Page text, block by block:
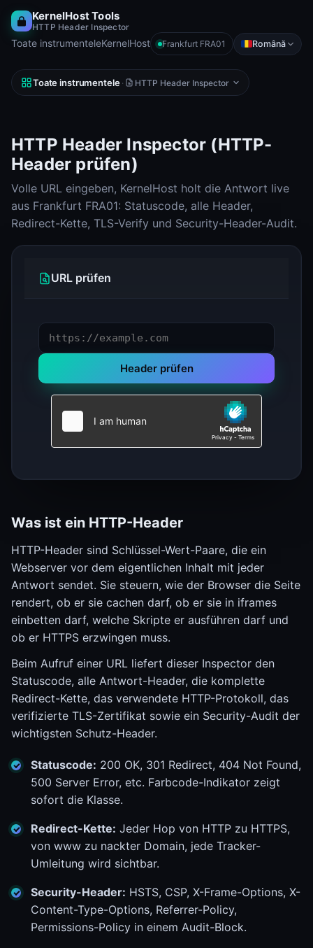
KernelHost Tools
HTTP Header Inspector
Toate instrumenteleKernelHost Frankfurt FRA01 Română
Toate instrumentele · HTTP Header Inspector
HTTP Header Inspector (HTTP-
Header prüfen)
Volle URL eingeben, KernelHost holt die Antwort live
aus Frankfurt FRA01: Statuscode, alle Header,
Redirect-Kette, TLS-Verify und Security-Header-Audit.
URL prüfen
Header prüfen
Was ist ein HTTP-Header
HTTP-Header sind Schlüssel-Wert-Paare, die ein
Webserver vor dem eigentlichen Inhalt mit jeder
Antwort sendet. Sie steuern, wie der Browser die Seite
rendert, ob er sie cachen darf, ob er sie in iframes
einbetten darf, welche Skripte er ausführen darf und
ob er HTTPS erzwingen muss.
Beim Aufruf einer URL liefert dieser Inspector den
Statuscode, alle Antwort-Header, die komplette
Redirect-Kette, das verwendete HTTP-Protokoll, das
verifizierte TLS-Zertifikat sowie ein Security-Audit der
wichtigsten Schutz-Header.
Statuscode: 200 OK, 301 Redirect, 404 Not Found,
500 Server Error, etc. Farbcode-Indikator zeigt
sofort die Klasse.
Redirect-Kette: Jeder Hop von HTTP zu HTTPS,
von www zu nackter Domain, jede Tracker-
Umleitung wird sichtbar.
Security-Header: HSTS, CSP, X-Frame-Options, X-
Content-Type-Options, Referrer-Policy,
Permissions-Policy in einem Audit-Block.